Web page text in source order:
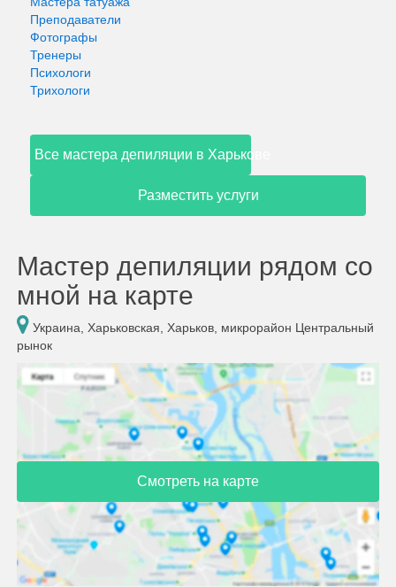
Преподаватели
Фотографы
Тренеры
Психологи
Трихологи
Все мастера депиляции в Харькове
Разместить услуги
Мастер депиляции рядом со
мной на карте
Украина, Харьковская, Харьков, микрорайон Центральный
рынок
Смотреть на карте